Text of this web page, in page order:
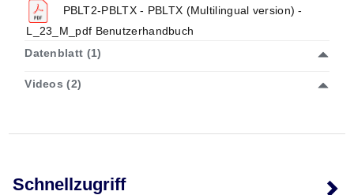
PBLT2-PBLTX - PBLTX (Multilingual version) -
L_23_M_pdf Benutzerhandbuch
Datenblatt (1)
Videos (2)
Schnellzugriff